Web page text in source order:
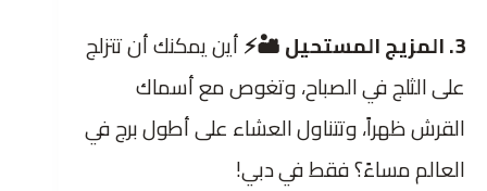
3. المزيج المستحيل 🏜️⚡
أين يمكنك أن تتزلج
على الثلج في الصباح، وتغوص مع أسماك
القرش ظهراً، وتتناول العشاء على أطول برج في
العالم مساءً؟ فقط في دبي!